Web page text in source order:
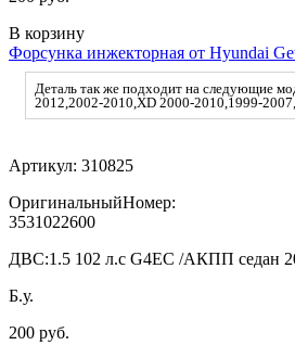
В корзину
Форсунка инжекторная от Hyundai
Деталь так же подходит на следующие
2012,2002-2010,XD 2000-2010,1999-
Артикул: 310825
ОригинальныйНомер:
3531022600
ДВС:1.5 102 л.с G4EC /АКПП седан
Б.у.
200 руб.